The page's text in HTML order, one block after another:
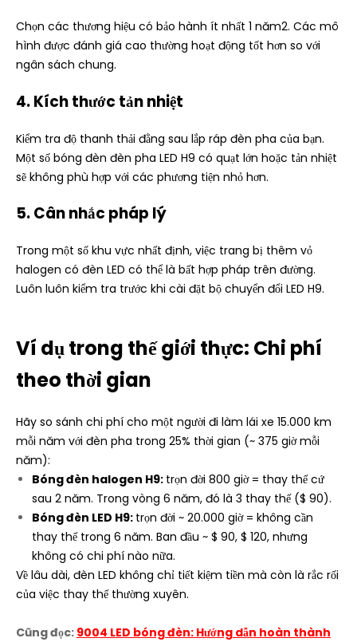
Chọn các thương hiệu có bảo hành ít nhất 1 năm2. Các mô
hình được đánh giá cao thường hoạt động tốt hơn so với
ngân sách chung.
4. Kích thước tản nhiệt
Kiểm tra độ thanh thải đằng sau lắp ráp đèn pha của bạn.
Một số bóng đèn đèn pha LED H9 có quạt lớn hoặc tản nhiệt
sẽ không phù hợp với các phương tiện nhỏ hơn.
5. Cân nhắc pháp lý
Trong một số khu vực nhất định, việc trang bị thêm vỏ
halogen có đèn LED có thể là bất hợp pháp trên đường.
Luôn luôn kiểm tra trước khi cài đặt bộ chuyển đổi LED H9.
Ví dụ trong thế giới thực: Chi phí
theo thời gian
Hãy so sánh chi phí cho một người đi làm lái xe 15.000 km
mỗi năm với đèn pha trong 25% thời gian (~ 375 giờ mỗi
năm):
Bóng đèn halogen H9: trọn đời 800 giờ = thay thế cứ
sau 2 năm. Trong vòng 6 năm, đó là 3 thay thế ($ 90).
Bóng đèn LED H9: trọn đời ~ 20.000 giờ = không cần
thay thế trong 6 năm. Ban đầu ~ $ 90, $ 120, nhưng
không có chi phí nào nữa.
Về lâu dài, đèn LED không chỉ tiết kiệm tiền mà còn là rắc rối
của việc thay thế thường xuyên.
Cũng đọc: 9004 LED bóng đèn: Hướng dẫn hoàn thành